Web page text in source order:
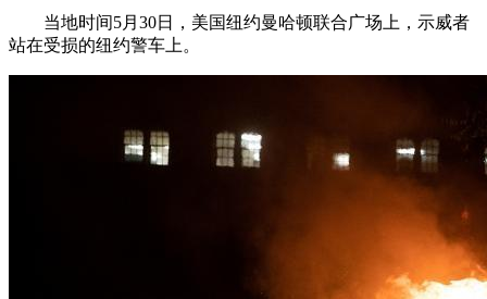
当地时间5月30日，美国纽约曼哈顿联合广场上，示威者
站在受损的纽约警车上。